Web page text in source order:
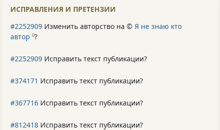
ИСПРАВЛЕНИЯ И ПРЕТЕНЗИИ
#2252909 Изменить авторство на © Я не знаю кто
автор 0?
#2252909 Исправить текст публикации?
#374171 Исправить текст публикации?
#367716 Исправить текст публикации?
#812418 Исправить текст публикации?